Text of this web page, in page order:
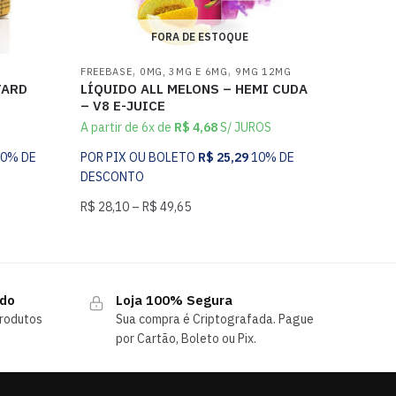
DE
FORA DE ESTOQUE
FREEBASE, 0MG, 3MG E 6MG, 9MG 12MG
LÍQUIDO ALL MELONS – HEMI CUDA
– V8 E-JUICE
A partir de 6x de R$ 4,68S/ JUROS
POR PIX OU BOLETO R$ 25,2910% DE
DESCONTO
R$ 28,10– R$ 49,65
Loja 100% Segura
Sua compra é Criptografada. Pague
por Cartão, Boleto ou Pix.